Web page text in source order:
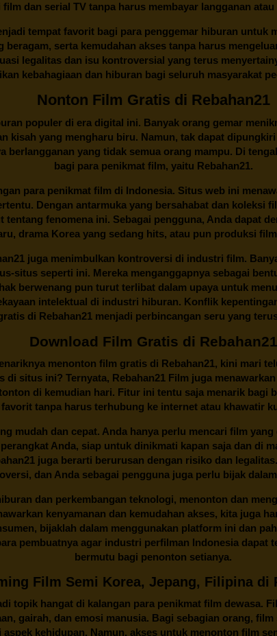
film dan serial TV tanpa harus membayar langganan atau
tempat favorit bagi para penggemar hiburan untuk
serta kemudahan akses tanpa harus
legalitas dan isu kontroversial yang terus
kebahagiaan dan hiburan bagi seluruh masyarakat
Nonton Film Gratis di Rebahan21
populer di era digital ini. Banyak orang gemar
kisah yang mengharu biru. Namun, tak dapat
berlangganan yang tidak semua orang mampu. Di
bagi para penikmat film, yaitu Rebahan21.
para penikmat film di Indonesia. Situs web ini
Dengan antarmuka yang bersahabat dan koleksi
fenomena ini. Sebagai pengguna, Anda dapat
drama Korea yang sedang hits, atau pun produksi
juga menimbulkan kontroversi di industri film.
situs seperti ini. Mereka menganggapnya sebagai
berwenang pun turut terlibat dalam upaya untuk
intelektual di industri hiburan. Konflik
di Rebahan21 menjadi perbincangan seru yang
Download Film Gratis di Rebahan21
menonton film gratis di Rebahan21, kini mari
situs ini? Ternyata, Rebahan21 Film juga
di kemudian hari. Fitur ini tentu saja menarik bagi
tanpa harus terhubung ke internet atau khawatir
mudah dan cepat. Anda hanya perlu mencari film
Anda, siap untuk dinikmati kapan saja dan di
juga berarti berurusan dengan risiko dan
dan Anda sebagai pengguna juga perlu bijak
dan perkembangan teknologi, menonton dan
kenyamanan dan kemudahan akses, kita juga
bijaklah dalam menggunakan platform ini dan
pembuatnya agar industri perfilman Indonesia dapat
bermutu bagi penonton setianya.
Film Semi Korea, Jepang, Filipina di
topik hangat di kalangan para penikmat film dewasa.
gairah, dan emosi manusia. Bagi sebagian orang,
kehidupan. Namun, akses untuk menonton film